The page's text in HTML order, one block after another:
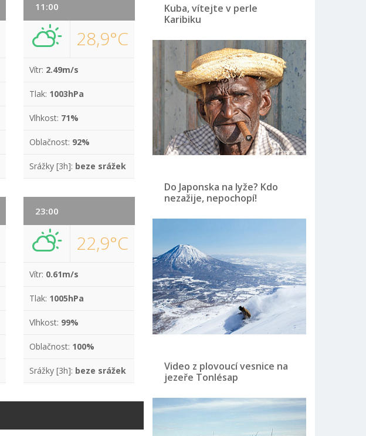
11:00
28,9°C
Vítr: 2.49m/s
Tlak: 1003hPa
Vlhkost: 71%
Oblačnost: 92%
Srážky [3h]: beze srážek
23:00
22,9°C
Vítr: 0.61m/s
Tlak: 1005hPa
Vlhkost: 99%
Oblačnost: 100%
Srážky [3h]: beze srážek
Kuba, vítejte v perle
Karibiku
Do Japonska na lyže? Kdo
nezažije, nepochopí!
Video z plovoucí vesnice na
jezeře Tonlésap